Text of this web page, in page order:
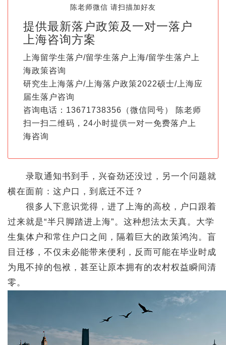
陈老师微信 请扫描加好友
提供最新落户政策及一对一落户
上海咨询方案
上海留学生落户/留学生落户上海/留学生落户上
海政策咨询
研究生上海落户/上海落户政策2022硕士/上海应
届生落户咨询
咨询电话：13671738356（微信同号） 陈老师
扫一扫二维码，24小时提供一对一免费落户上
海咨询
录取通知书到手，兴奋劲还没过，另一个问题就
横在面前：这户口，到底迁不迁？
很多人下意识觉得，进了上海的高校，户口跟着
过来就是“半只脚踏进上海”。这种想法太天真。大学
生集体户和常住户口之间，隔着巨大的政策鸿沟。盲
目迁移，不仅未必能带来便利，反而可能在毕业时成
为甩不掉的包袱，甚至让原本拥有的农村权益瞬间清
零。